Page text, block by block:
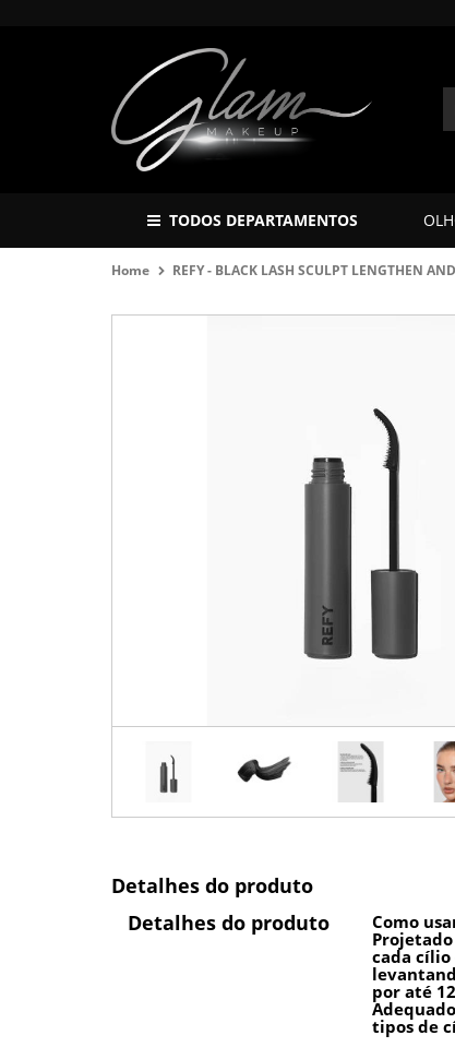
TODOS DEPARTAMENTOS
Home REFY - BLACK LASH SCULPT LENGTHEN
Detalhes do produto
Detalhes do produto
Como
cada cílio
por até
tipos de